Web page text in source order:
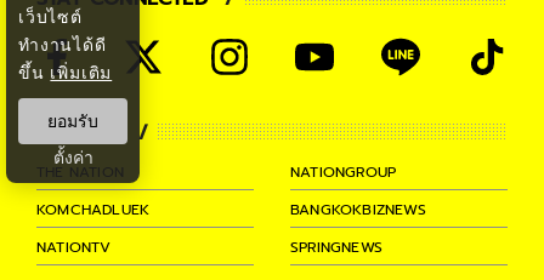
PARTNER
THE NATION
NATIONGROUP
KOMCHADLUEK
BANGKOKBIZNEWS
NATIONTV
SPRINGNEWS
เว็บไซต์
ทำงานได้ดี
ขึ้น เพิ่มเติม
ยอมรับ
ตั้งค่า